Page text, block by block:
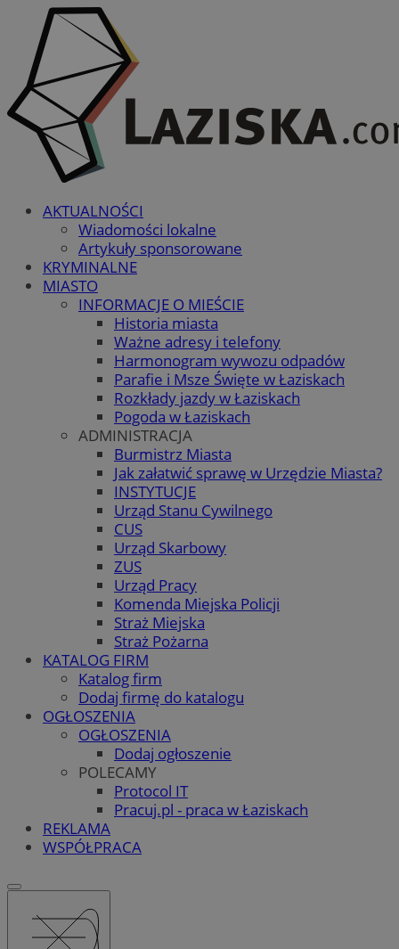
AKTUALNOŚCI
Wiadomości lokalne
Artykuły sponsorowane
KRYMINALNE
MIASTO
INFORMACJE O MIEŚCIE
Historia miasta
Ważne adresy i telefony
Harmonogram wywozu odpadów
Parafie i Msze Święte w Łaziskach
Rozkłady jazdy w Łaziskach
Pogoda w Łaziskach
ADMINISTRACJA
Burmistrz Miasta
Jak załatwić sprawę w Urzędzie Miasta?
INSTYTUCJE
Urząd Stanu Cywilnego
CUS
Urząd Skarbowy
ZUS
Urząd Pracy
Komenda Miejska Policji
Straż Miejska
Straż Pożarna
KATALOG FIRM
Katalog firm
Dodaj firmę do katalogu
OGŁOSZENIA
OGŁOSZENIA
Dodaj ogłoszenie
POLECAMY
Protocol IT
Pracuj.pl - praca w Łaziskach
REKLAMA
WSPÓŁPRACA